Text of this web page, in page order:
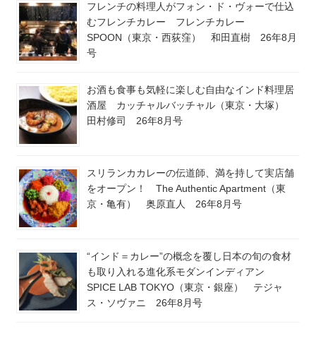
フレンチの料理人がフォン・ド・ヴォーで仕込
むフレンチカレー フレンチカレー
SPOON（東京・西荻窪） 和田直樹 26年8月
号
お酒も食事も気軽に楽しむ自由なインド料理居
酒屋 カッチャルバッチャル（東京・大塚）
田村修司 26年8月号
スリランカカレーの伝道師、満を持して実店舗
をオープン！ The Authentic Apartment（東
京・亀有） 奥原直人 26年8月号
“インド＝カレー”の概念を覆し日本の旬の食材
も取り入れる進化系モダンインディアン
SPICE LAB TOKYO（東京・銀座） テジャ
ス・ソヴァニ 26年8月号